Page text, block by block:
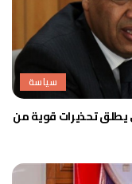
سياسة
يطلق تحذيرات قوية من